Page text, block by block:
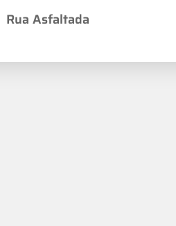
Rua Asfaltada